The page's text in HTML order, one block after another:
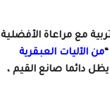
مع مراعاة الأفضلية
من الآليات العبقرية
دائما صانع القيم ،